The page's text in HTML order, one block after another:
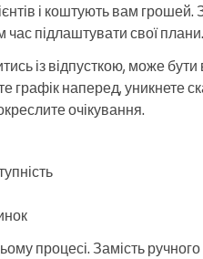
і коштують вам
час підлаштувати свої плани.
із відпусткою, може бути
графік наперед, уникнете
очікування.
процесі. Замість